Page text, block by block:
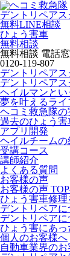
デントリペアス
無料LINE相談
ひょう害車
無料相談
無料相談 電話
0120-119-807
デントリペアス
デントリペア
ヘイルマンとい
夢を叶えるラ
ヘコミ救急隊の
過去のひょう
アプリ開発
ヘイルチームの
受講コース
講師紹介
よくある質問
お客様の声
お客様の声
ひょう害車修
デントリペアに
デントリペア
ひょう害にあっ
個人のお客様へ
自動車業界の